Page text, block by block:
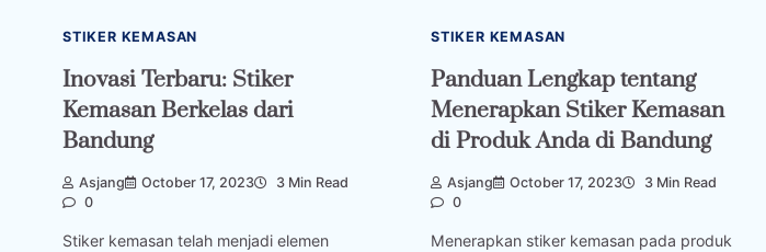
STIKER KEMASAN
Inovasi Terbaru: Stiker
Kemasan Berkelas dari
Bandung
Asjang October 17, 2023
3 Min Read
0
Stiker kemasan telah menjadi elemen
STIKER KEMASAN
Panduan Lengkap tentang
Menerapkan Stiker Kemasan
di Produk Anda di Bandung
Asjang October 17, 2023
3 Min Read
0
Menerapkan stiker kemasan pada produk